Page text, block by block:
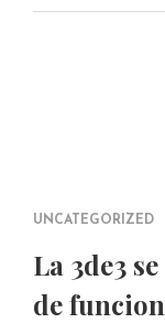
UNCATEGORIZED
La 3de3
de